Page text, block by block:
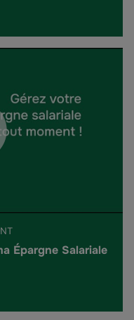
Épargne Salariale